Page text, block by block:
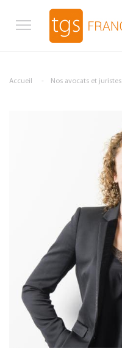
FR
Accueil Nos avocats et juristes